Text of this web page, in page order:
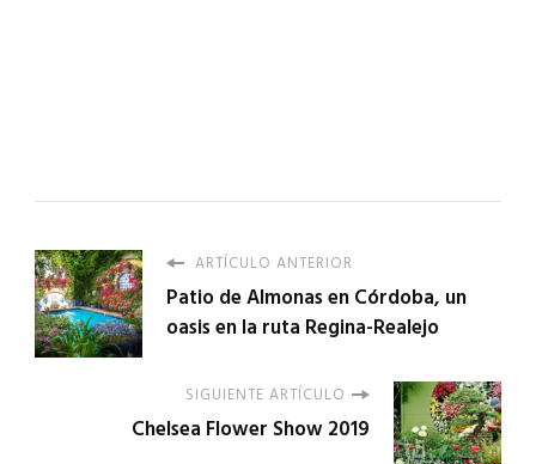
ARTÍCULO ANTERIOR
Patio de Almonas en Córdoba, un
oasis en la ruta Regina-Realejo
SIGUIENTE ARTÍCULO
Chelsea Flower Show 2019